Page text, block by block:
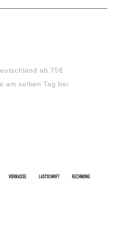
ab 75€
am selben Tag bei